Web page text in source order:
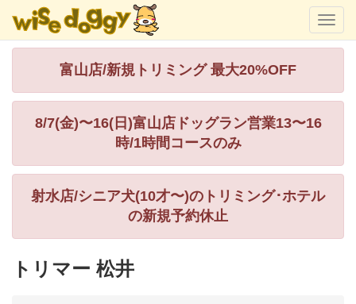
富山店/新規トリミング 最大20%OFF
8/7(金)〜16(日)富山店ドッグラン営業13〜16
時/1時間コースのみ
射水店/シニア犬(10才〜)のトリミング･ホテル
の新規予約休止
トリマー 松井